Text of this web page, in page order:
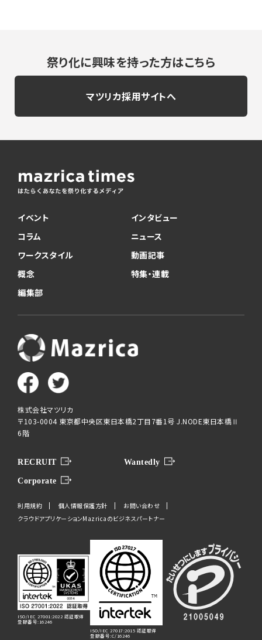
祭り化に興味を持った方はこちら
マツリカ採用サイトへ
イベント
インタビュー
コラム
ニュース
ワークスタイル
動画記事
概念
特集・連載
編集部
株式会社マツリカ
〒103-0004 東京都中央区東日本橋2丁目7番1号 J.NODE東日本橋Ⅱ
6階
RECRUIT Wantedly
Corporate
利用規約 個人情報保護方針
お問い合わせ
クラウドアプリケーションMazricaのビジネスパートナー
ISO/IEC 27001:2022 認証取得
登録番号:16246
ISO/IEC 27017:2015 認証取得
登録番号:C/16246